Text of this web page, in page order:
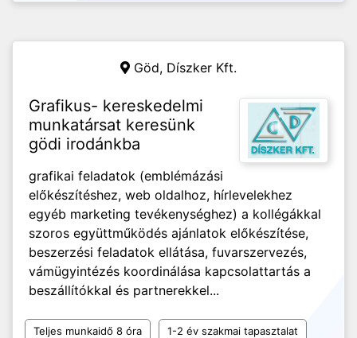
Göd, Díszker Kft.
Grafikus- kereskedelmi
munkatársat keresünk
gödi irodánkba
grafikai feladatok (emblémázási
előkészítéshez, web oldalhoz, hírlevelekhez
egyéb marketing tevékenységhez) a kollégákkal
szoros együttműködés ajánlatok előkészítése,
beszerzési feladatok ellátása, fuvarszervezés,
vámügyintézés koordinálása kapcsolattartás a
beszállítókkal és partnerekkel...
Teljes munkaidő 8 óra 1-2 év szakmai tapasztalat